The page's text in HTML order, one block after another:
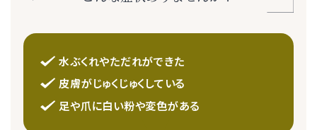
水ぶくれやただれができた
皮膚がじゅくじゅくしている
足や爪に白い粉や変色がある